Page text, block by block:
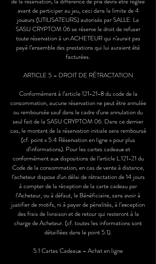
avant de participer au jeu, ceci dans la limite de 4
joueurs (UTILISATEURS) autorisés par SALLE. La
SASU CRYPTOM 06 se réserve le droit de refuser
toute réservation à un ACHETEUR qui n’aurait pas
payé l’ensemble des prestations qui lui auraient été
facturées.
ARTICLE 5 – DROIT DE RÉTRACTATION
Conformément à l’article 121-21-8 du code de la
consommation, aucune réservation ne peut être annulée
ou remboursée sauf dans le cadre d’une annulation du
seul fait de la SASU CRYPTOM 06. Dans ce dernier
cas, le montant de la réservation initiale sera remboursé
(cf. point « 5.4 Réservation en ligne » pour plus
d’informations). Pour les cartes cadeaux et
conformément aux dispositions de l’article L.121-21 du
Code de la consommation, en cas de vente à distance,
l’acheteur dispose d’un délai de rétractation de 14 jours
à compter de la réception de la carte cadeau par
l’Acheteur, ou à défaut, le Bénéficiaire, sans avoir à
justifier de motifs, ni à payer de pénalités, à l’exception
des frais de livraison et de retour qui resteront à la
charge de Acheteur. (cf. toutes les informations sont
détaillées dans le point 5.1).
5.1 Cartes Cadeaux – Achat en ligne